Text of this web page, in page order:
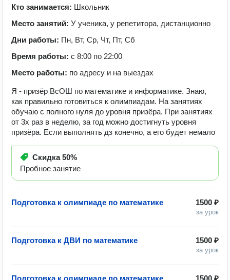
Кто занимается: Школьник
Место занятий: У ученика, у репетитора, дистанционно
Дни работы: Пн, Вт, Ср, Чт, Пт, Сб
Время работы: с 8:00 по 22:00
Место работы: по адресу и на выездах
Я - призёр ВсОШ по математике и информатике. Знаю,
как правильно готовиться к олимпиадам. На занятиях
обучаю с полного нуля до уровня призёра. При занятиях
от 3х раз в неделю, за год можно достигнуть уровня
призёра. Если выполнять дз конечно, а его будет немало
Скидка50%
Пробное занятие
1500 ₽
за урок
Подготовка к олимпиаде по математике
1500 ₽
за урок
Подготовка к ДВИ по математике
1500 ₽
Подготовка к олимпиаде по математике